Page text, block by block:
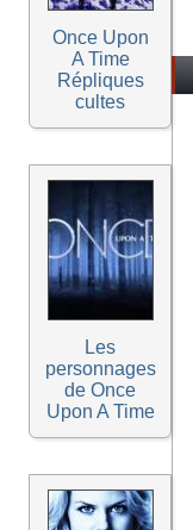
Once Upon
A Time
Répliques
cultes
Les
personnages
de Once
Upon A Time